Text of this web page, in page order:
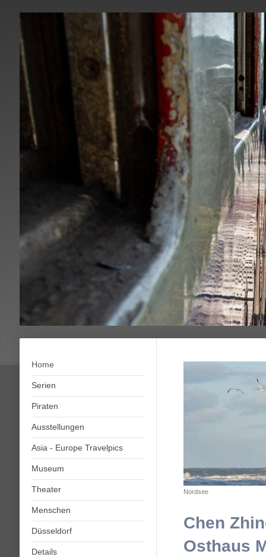
Home
Serien
Piraten
Ausstellungen
Asia - Europe Travelpics
Museum
Theater
Menschen
Düsseldorf
Details
Nordsee
Chen
Osthaus